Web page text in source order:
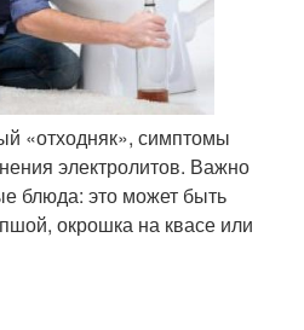
«отходняк», симптомы
электролитов. Важно
блюда: это может быть
окрошка на квасе или